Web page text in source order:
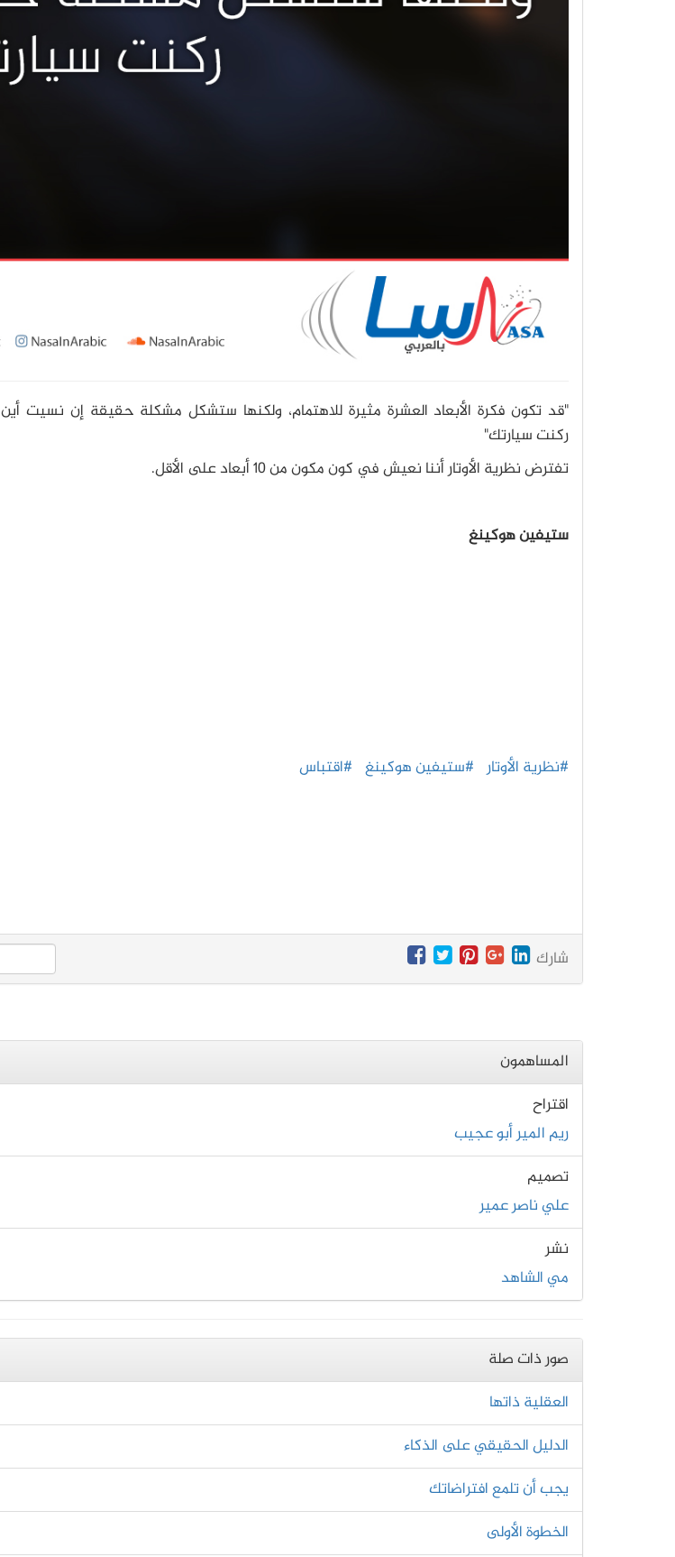
"قد تكون فكرة الأبعاد العشرة مثيرة للاهتمام، ولكنها ستشكل مشكلة حقيقة إن نسيت أين
ركنت سيارتك"
تفترض نظرية الأوتار أننا نعيش في كون مكون من 10 أبعاد على الأقل.
ستيفين هوكينغ
#نظرية الأوتار #ستيفين هوكينغ #اقتباس
شارك
المساهمون
اقتراح
ريم المير أبو عجيب
تصميم
علي ناصر عمير
نشر
مي الشاهد
صور ذات صلة
العقلية ذاتها
الدليل الحقيقي على الذكاء
يجب أن تلمع افتراضاتك
الخطوة الأولى